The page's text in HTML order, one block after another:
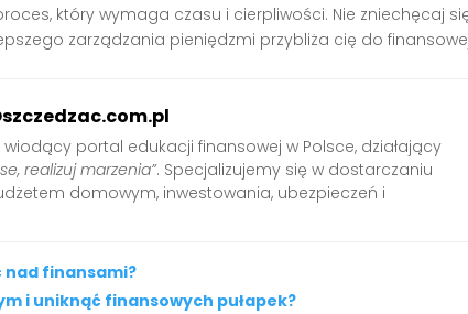
który wymaga czasu i cierpliwości. Nie zniechęcaj
zarządzania pieniędzmi przybliża cię do
portal edukacji finansowej w Polsce, działający
realizuj marzenia”. Specjalizujemy się w dostarczaniu
domowym, inwestowania, ubezpieczeń i
nad finansami?
i uniknąć finansowych pułapek?